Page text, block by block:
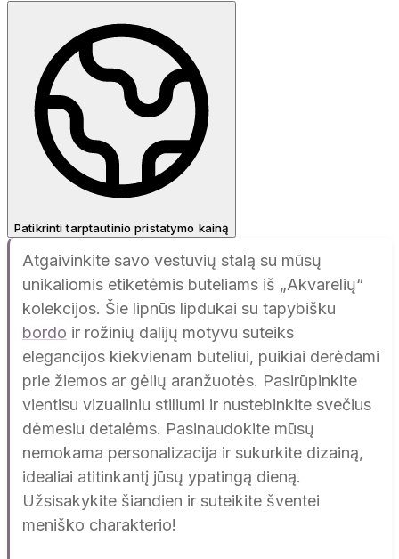
Patikrinti tarptautinio pristatymo kainą
Atgaivinkite savo vestuvių stalą su mūsų
unikaliomis etiketėmis buteliams iš „Akvarelių“
kolekcijos. Šie lipnūs lipdukai su tapybišku
bordo ir rožinių dalijų motyvu suteiks
elegancijos kiekvienam buteliui, puikiai derėdami
prie žiemos ar gėlių aranžuotės. Pasirūpinkite
vientisu vizualiniu stiliumi ir nustebinkite svečius
dėmesiu detalėms. Pasinaudokite mūsų
nemokama personalizacija ir sukurkite dizainą,
idealiai atitinkantį jūsų ypatingą dieną.
Užsisakykite šiandien ir suteikite šventei
meniško charakterio!